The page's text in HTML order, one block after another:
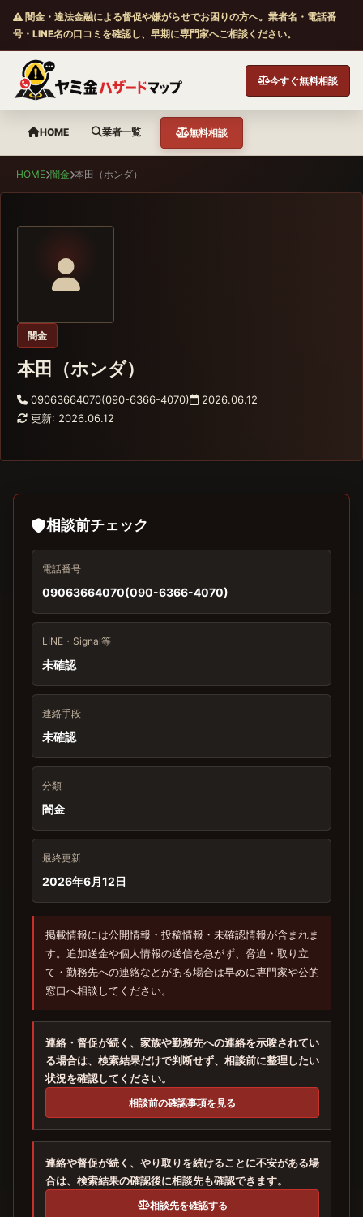
闇金・違法金融による督促や嫌がらせでお困りの方へ。業者名・電話番
号・LINE名の口コミを確認し、早期に専門家へご相談ください。
今すぐ無料相談
HOME 業者一覧 無料相談
HOME 闇金 本田（ホンダ）
闇金
本田（ホンダ）
09063664070(090-6366-4070)
2026.06.12
更新: 2026.06.12
相談前チェック
電話番号
09063664070(090-6366-4070)
LINE・Signal等
未確認
連絡手段
未確認
分類
闇金
最終更新
2026年6月12日
掲載情報には公開情報・投稿情報・未確認情報が含まれま
す。追加送金や個人情報の送信を急がず、脅迫・取り立
て・勤務先への連絡などがある場合は早めに専門家や公的
窓口へ相談してください。
連絡・督促が続く、家族や勤務先への連絡を示唆されてい
る場合は、検索結果だけで判断せず、相談前に整理したい
状況を確認してください。
相談前の確認事項を見る
連絡や督促が続く、やり取りを続けることに不安がある場
合は、検索結果の確認後に相談先も確認できます。
相談先を確認する